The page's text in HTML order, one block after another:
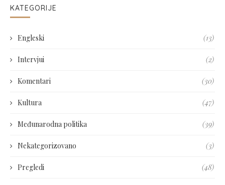
KATEGORIJE
Engleski (13)
Intervjui (2)
Komentari (30)
Kultura (47)
Međunarodna politika (39)
Nekategorizovano (3)
Pregledi (48)